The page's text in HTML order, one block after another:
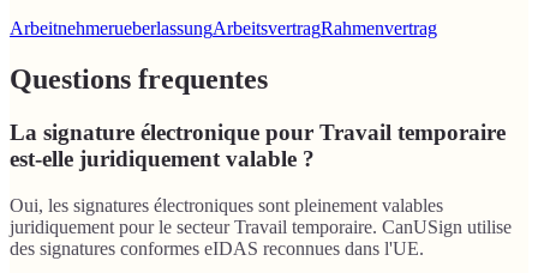
ArbeitnehmerueberlassungArbeitsvertragRahmenvertrag
Questions frequentes
La signature électronique pour Travail temporaire
est-elle juridiquement valable ?
Oui, les signatures électroniques sont pleinement valables
juridiquement pour le secteur Travail temporaire. CanUSign utilise
des signatures conformes eIDAS reconnues dans l'UE.